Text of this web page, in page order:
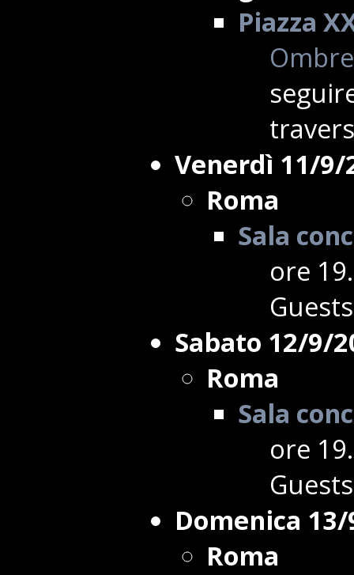
Piazza
Venerdì 11/9/
Roma
Sala
ore
Sabato 12/9/
Roma
Sala
ore
Domenica
Roma